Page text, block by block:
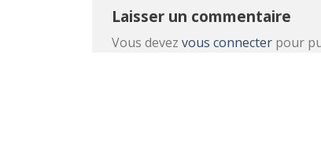
Laisser un commentaire
Vous devez vous connecter pour